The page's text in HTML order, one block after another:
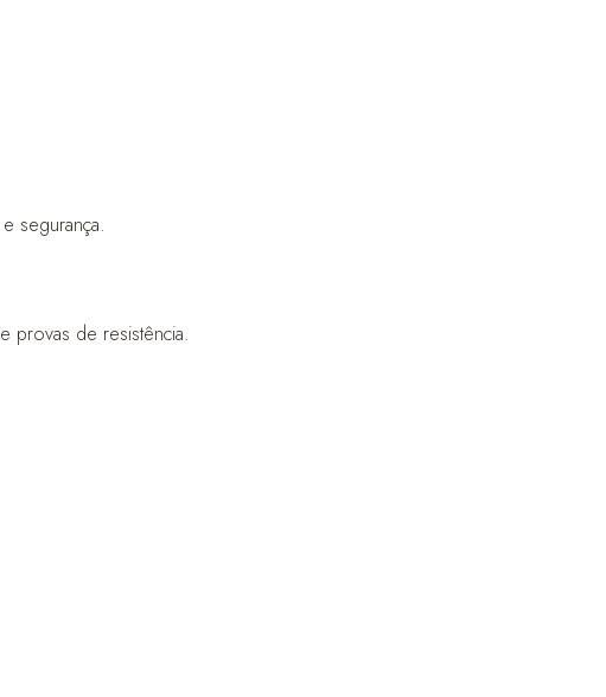
segurança.
provas de resistência.